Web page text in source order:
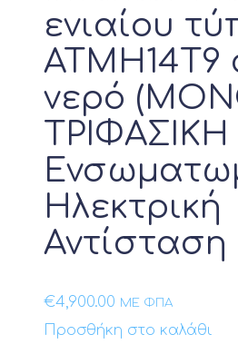
Προϊόν Θερμική
10kW
12kW
14kW
16kW
22kW
30kW
8kW
Προϊόν
ενιαίου
νερό
Ηλεκτρική
Αντίσταση
€4,900.00 ΜΕ ΦΠΑ
Προσθήκη στο καλάθι